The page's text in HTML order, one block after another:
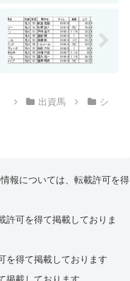
出資馬
シ
報については、転載許可を得
許可を得て掲載しておりま
を得て掲載しております